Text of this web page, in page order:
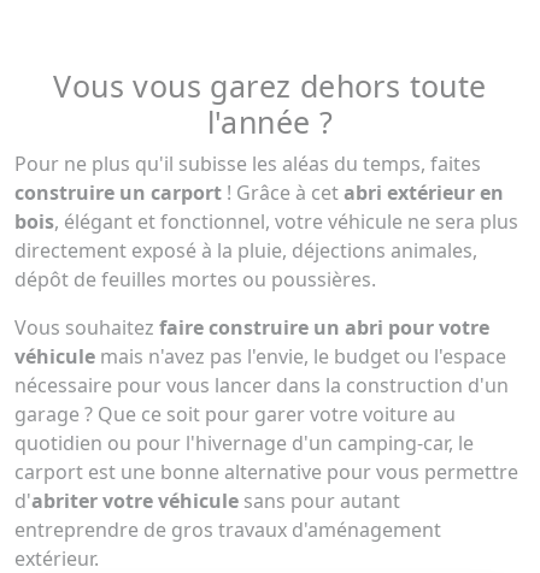
Vous vous garez dehors toute
l'année ?
Pour ne plus qu'il subisse les aléas du temps, faites
construire un carport ! Grâce à cetabri extérieur en
bois, élégant et fonctionnel, votre véhicule ne sera plus
directement exposé à la pluie, déjections animales,
dépôt de feuilles mortes ou poussières.
Vous souhaitez faire construire un abri pour votre
véhicule mais n'avez pas l'envie, le budget ou l'espace
nécessaire pour vous lancer dans la construction d'un
garage ? Que ce soit pour garer votre voiture au
quotidien ou pour l'hivernage d'un camping-car, le
carport est une bonne alternative pour vous permettre
d'abriter votre véhicule sans pour autant
entreprendre de gros travaux d'aménagement
extérieur.